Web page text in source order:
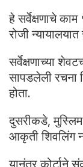
हे सर्वेक्षणाचे
रोजी
सर्वेक्षणाच्या
सापडलेली रचना
होता.
दुसरीकडे,
आकृती शिवलिंग